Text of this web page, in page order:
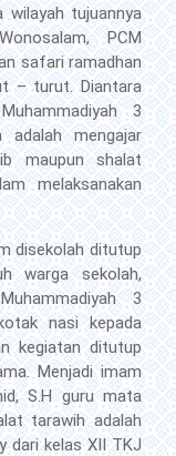
wilayah tujuannya
PCM
safari ramadhan
– turut. Diantara
3
adalah mengajar
maupun shalat
melaksanakan
disekolah ditutup
warga sekolah,
3
nasi kepada
kegiatan ditutup
Menjadi imam
S.H guru mata
tarawih adalah
dari kelas XII TKJ